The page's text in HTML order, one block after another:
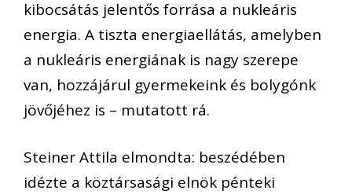
kibocsátás jelentős forrása a nukleáris
energia. A tiszta energiaellátás, amelyben
a nukleáris energiának is nagy szerepe
van, hozzájárul gyermekeink és bolygónk
jövőjéhez is – mutatott rá.
Steiner Attila elmondta: beszédében
idézte a köztársasági elnök pénteki